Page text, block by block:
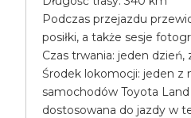
Podczas przejazdu
posiłki, a także sesje
Czas trwania: jeden
Środek lokomocji: jeden z
samochodów Toyota Land
dostosowana do jazdy w